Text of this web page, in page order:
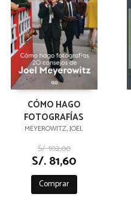
CÓMO HAGO
FOTOGRAFÍAS
MEYEROWITZ, JOEL
S/. 102,00
S/. 81,60
Comprar